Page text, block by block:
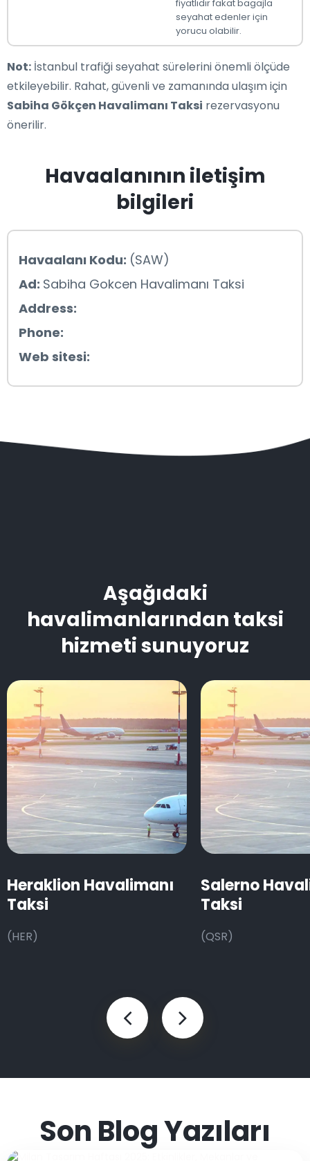
fiyatlıdır fakat bagajla
seyahat edenler için
yorucu olabilir.
Not: İstanbul trafiği seyahat sürelerini önemli ölçüde
etkileyebilir. Rahat, güvenli ve zamanında ulaşım için
Sabiha Gökçen Havalimanı Taksi rezervasyonu
önerilir.
Havaalanının iletişim
bilgileri
Havaalanı Kodu: (SAW)
Ad: Sabiha Gokcen Havalimanı Taksi
Address:
Phone:
Web sitesi:
Aşağıdaki
havalimanlarından taksi
hizmeti sunuyoruz
Heraklion Havalimanı
Taksi
(HER)
Salerno
Taksi
(QSR)
Son Blog Yazıları